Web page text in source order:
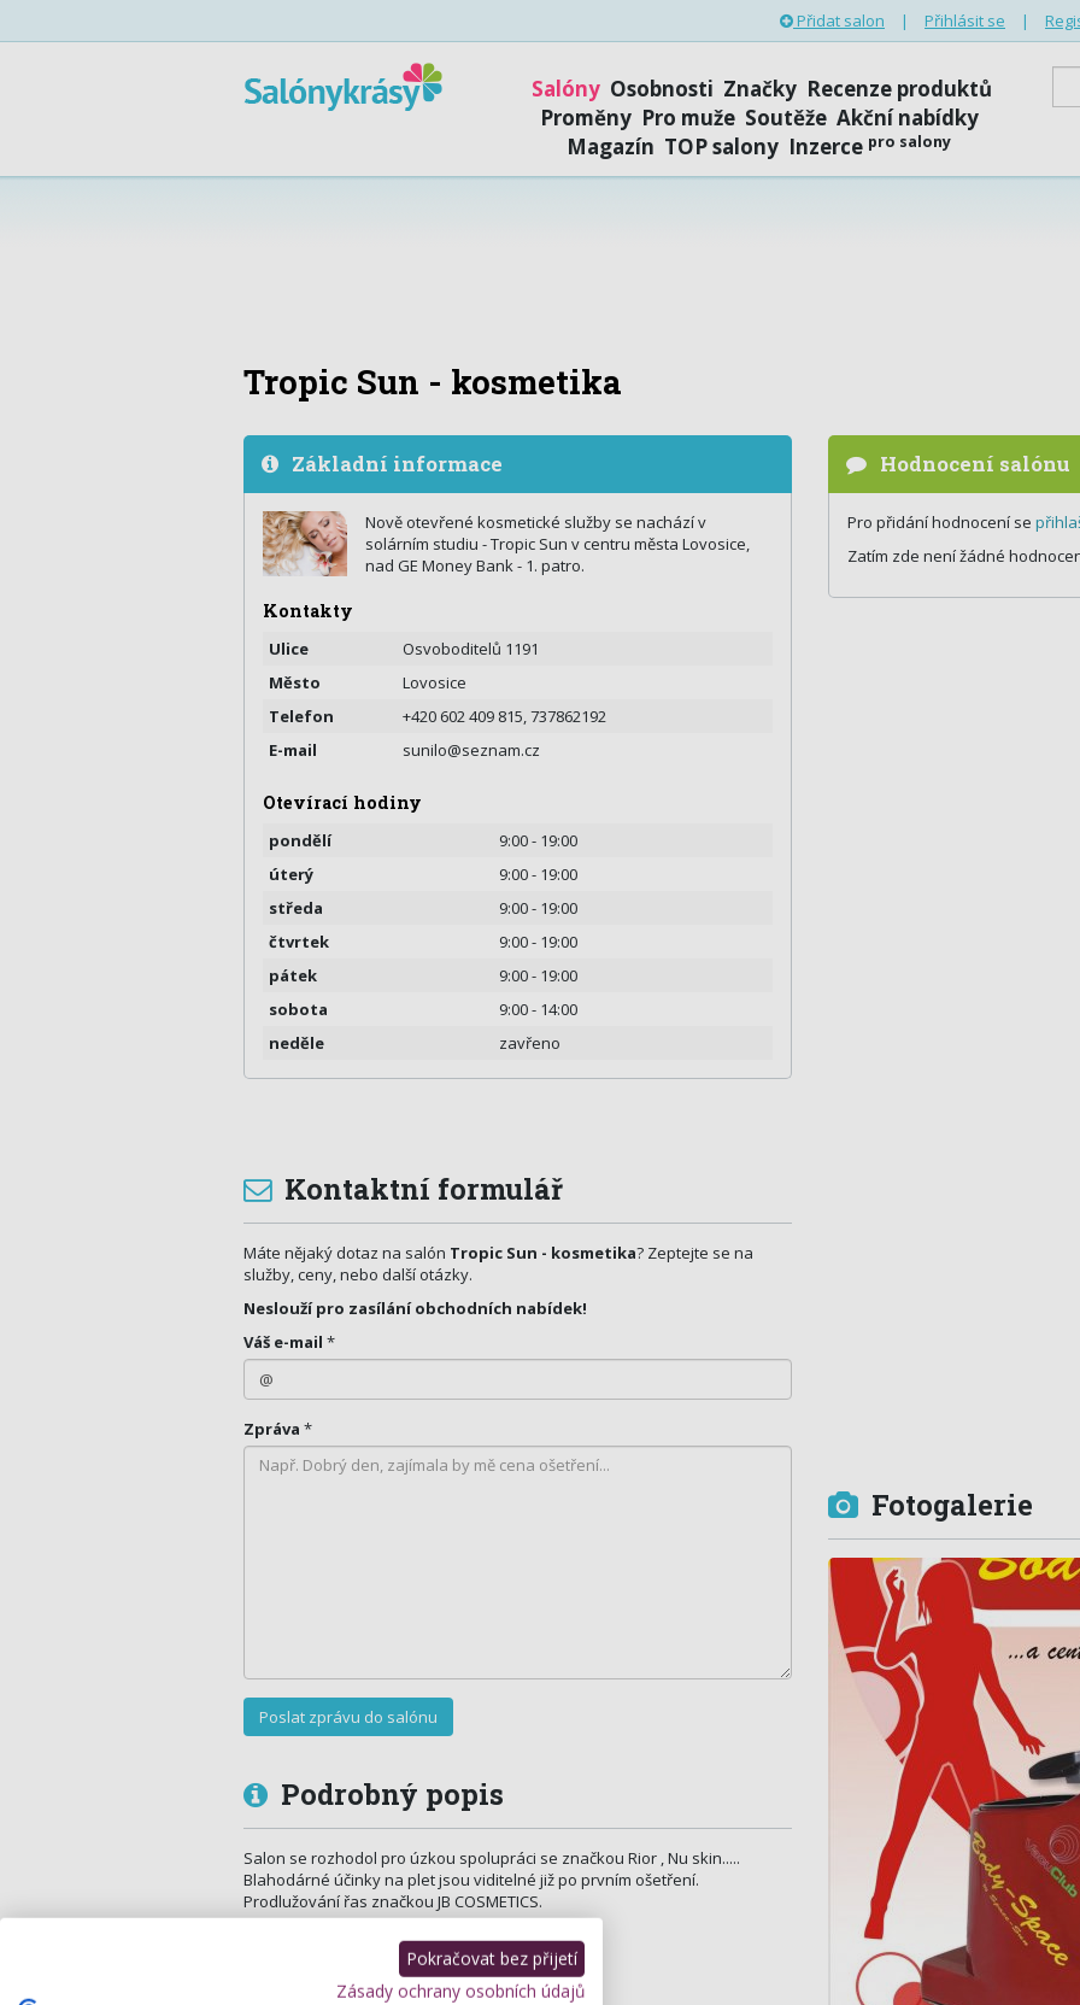
Přidat salon | Přihlásit se |
Salóny Osobnosti Značky Recenze produktů
Proměny Pro muže Soutěže Akční nabídky
Magazín TOP salony Inzerce pro salony
Tropic Sun - kosmetika
Základní informace
Nově otevřené kosmetické služby se nachází v
solárním studiu - Tropic Sun v centru města Lovosice,
nad GE Money Bank - 1. patro.
Kontakty
Ulice
Osvoboditelů 1191
Město
Lovosice
Telefon
+420 602 409 815, 737862192
E-mail
sunilo@seznam.cz
Otevírací hodiny
pondělí
9:00 - 19:00
úterý
9:00 - 19:00
středa
9:00 - 19:00
čtvrtek
9:00 - 19:00
pátek
9:00 - 19:00
sobota
9:00 - 14:00
neděle
zavřeno
Kontaktní formulář
Máte nějaký dotaz na salón Tropic Sun - kosmetika? Zeptejte se na
služby, ceny, nebo další otázky.
Neslouží pro zasílání obchodních nabídek!
Váš e-mail *
Zpráva *
Podrobný popis
Salon se rozhodol pro úzkou spolupráci se značkou Rior , Nu skin.....
Blahodárné účinky na plet jsou viditelné již po prvním ošetření.
Prodlužování řas značkou JB COSMETICS.
Hodnocení salónu
Pro přidání hodnocení se
Zatím zde není žádné
Fotogalerie
Pokračovat bez přijetí
Zásady ochrany osobních údajů